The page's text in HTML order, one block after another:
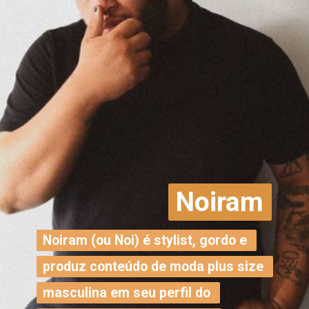
Noiram (ou Noi) é stylist, gordo e
produz conteúdo de moda plus size
masculina em seu perfil do
Noiram (ou Noi) é stylist, gordo e
produz conteúdo de moda plus size
masculina em seu perfil do
Noiram